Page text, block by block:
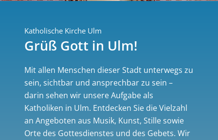
Katholische Kirche Ulm
Grüß Gott in Ulm!
Mit allen Menschen dieser Stadt unterwegs zu
sein, sichtbar und ansprechbar zu sein –
darin sehen wir unsere Aufgabe als
Katholiken in Ulm. Entdecken Sie die Vielzahl
an Angeboten aus Musik, Kunst, Stille sowie
Orte des Gottesdienstes und des Gebets. Wir